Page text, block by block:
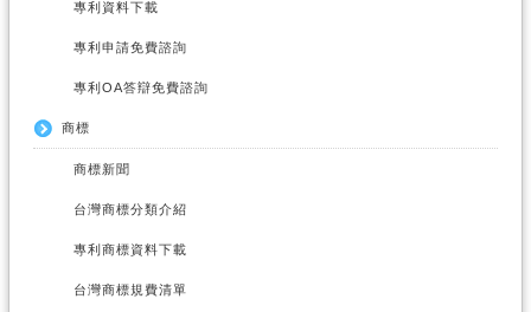
專利資料下載
專利申請免費諮詢
專利OA答辯免費諮詢
商標
商標新聞
台灣商標分類介紹
專利商標資料下載
台灣商標規費清單